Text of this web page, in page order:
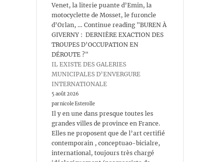
Venet, la literie puante d’Emin, la
motocyclette de Mosset, le furoncle
d’Orlan, … Continue reading "BUREN À
GIVERNY : DERNIÈRE EXACTION DES
TROUPES D’OCCUPATION EN
DÉROUTE ?"
IL EXISTE DES GALERIES
MUNICIPALES D’ENVERGURE
INTERNATIONALE
5 août 2026
par nicole Esterolle
Il y en une dans presque toutes les
grandes villes de province en France.
Elles ne proposent que de l’art certifié
contemporain , conceptuao-bicialre,
international, toujours très chargé